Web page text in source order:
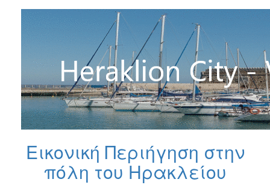
Εικονική Περιήγηση στην
πόλη του Ηρακλείου